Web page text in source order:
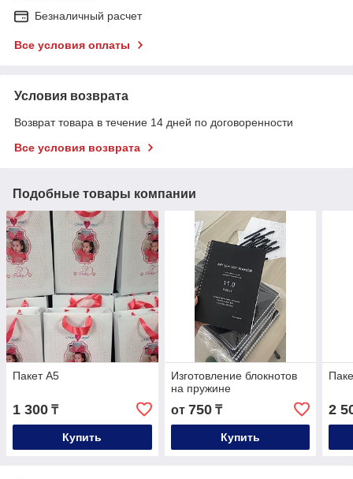
Безналичный расчет
Все условия оплаты
Условия возврата
Возврат товара в течение 14 дней по договоренности
Все условия возврата
Подобные товары компании
Пакет А5
1 300 ₸
Купить
Изготовление блокнотов
на пружине
от 750₸
Купить
2